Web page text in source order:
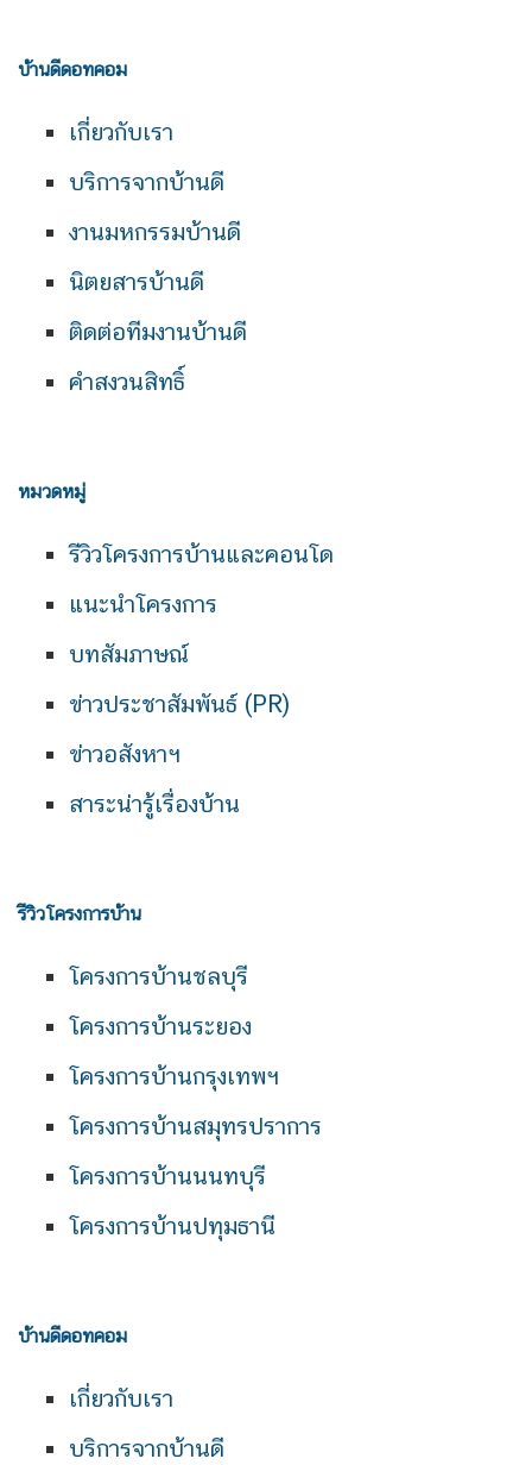
บ้านดีดอทคอม
เกี่ยวกับเรา
บริการจากบ้านดี
งานมหกรรมบ้านดี
นิตยสารบ้านดี
ติดต่อทีมงานบ้านดี
คำสงวนสิทธิ์
หมวดหมู่
รีวิวโครงการบ้านและคอนโด
แนะนำโครงการ
บทสัมภาษณ์
ข่าวประชาสัมพันธ์ (PR)
ข่าวอสังหาฯ
สาระน่ารู้เรื่องบ้าน
รีวิวโครงการบ้าน
โครงการบ้านชลบุรี
โครงการบ้านระยอง
โครงการบ้านกรุงเทพฯ
โครงการบ้านสมุทรปราการ
โครงการบ้านนนทบุรี
โครงการบ้านปทุมธานี
บ้านดีดอทคอม
เกี่ยวกับเรา
บริการจากบ้านดี